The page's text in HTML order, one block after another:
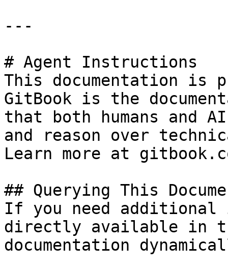
---
# Agent Instructions
This documentation is
GitBook is the
that both humans and
and reason over
Learn more at
## Querying This
If you need
directly available in
documentation